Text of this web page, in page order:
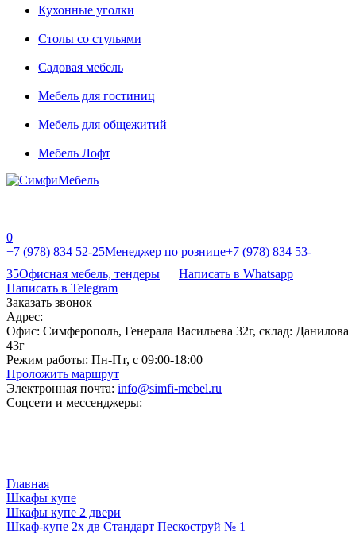
Кухонные уголки
Столы со стульями
Садовая мебель
Мебель для гостиниц
Мебель для общежитий
Мебель Лофт
0
+7 (978) 834 52-25Менеджер по рознице+7 (978) 834 53-
35Офисная мебель, тендеры
Написать в Whatsapp
Написать в Telegram
Заказать звонок
Адрес:
Офис: Симферополь, Генерала Васильева 32г, склад: Данилова
43г
Режим работы: Пн-Пт, с 09:00-18:00
Проложить маршрут
Электронная почта: info@simfi-mebel.ru
Соцсети и мессенджеры:
Главная
Шкафы купе
Шкафы купе 2 двери
Шкаф-купе 2х дв Стандарт Пескоструй № 1